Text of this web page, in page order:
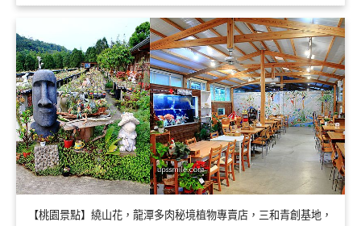
【桃園景點】繞山花，龍潭多肉秘境植物專賣店，三和青創基地，